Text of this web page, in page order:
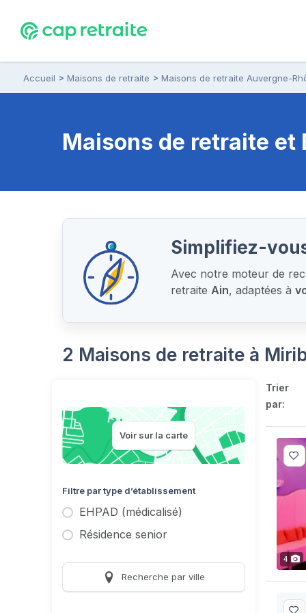
Accueil Maisons de retraite Maisons de retraite Auvergne-
Maisons de retraite et
Simplifiez-
Avec notre moteur de
retraite Ain, adaptées à
2 Maisons de retraite à
Voir sur la carte
Filtre par type d’établissement
EHPAD (médicalisé)
Résidence senior
Recherche par ville
Trier
par:
4